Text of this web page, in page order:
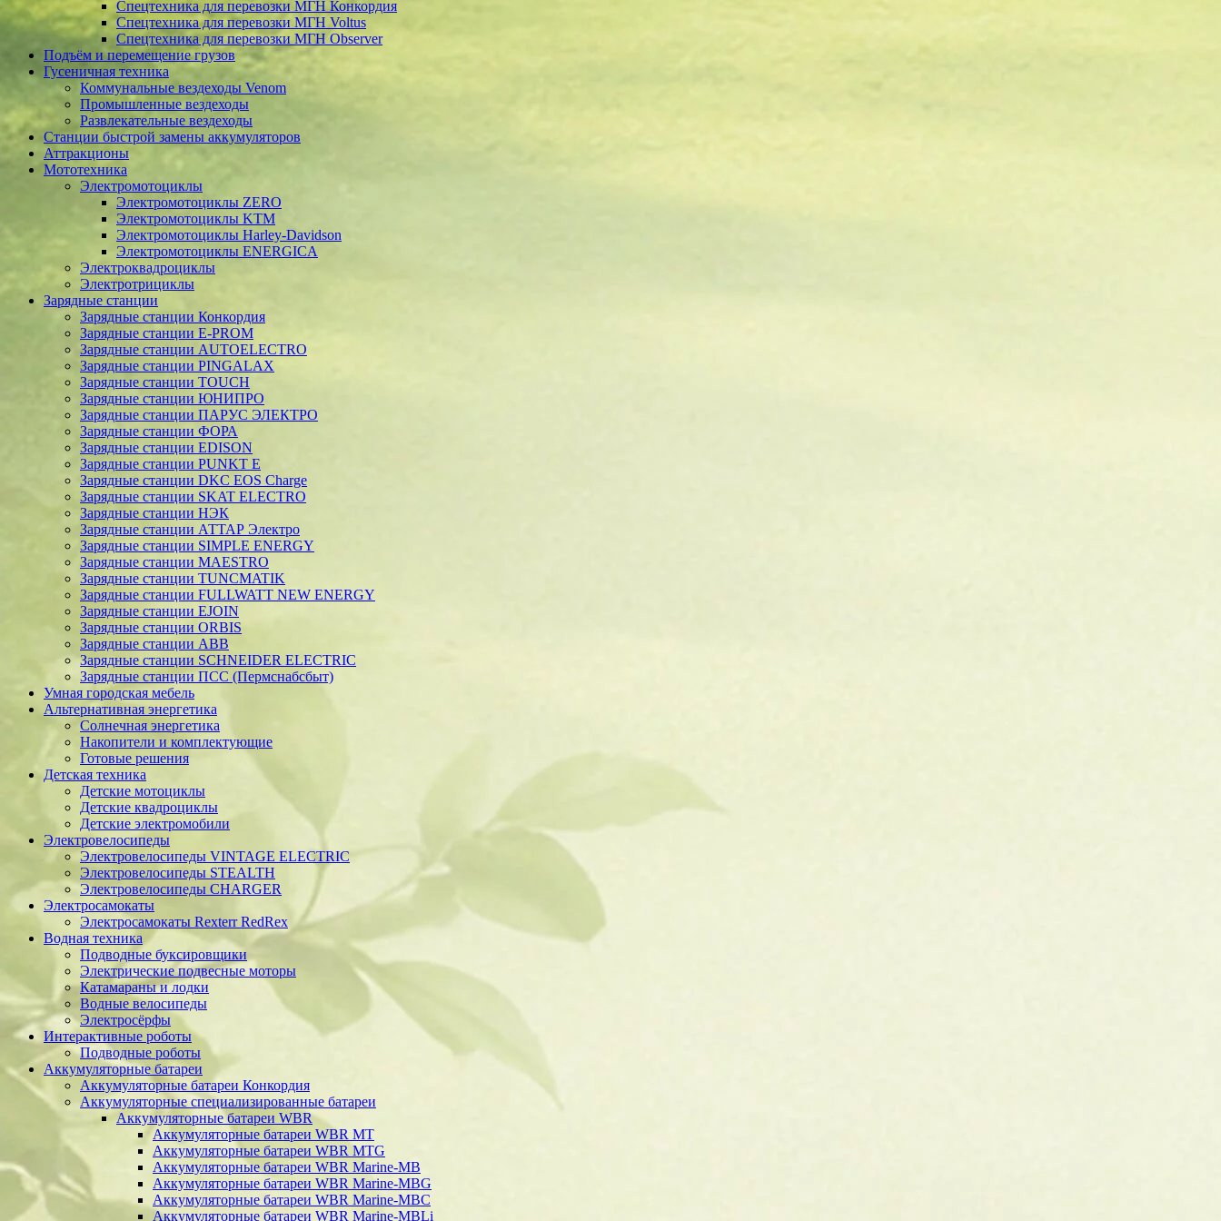
Спецтехника для перевозки МГН Конкордия
Спецтехника для перевозки МГН Voltus
Спецтехника для перевозки МГН Observer
Подъём и перемещение грузов
Гусеничная техника
Коммунальные вездеходы Venom
Промышленные вездеходы
Развлекательные вездеходы
Станции быстрой замены аккумуляторов
Аттракционы
Мототехника
Электромотоциклы
Электромотоциклы ZERO
Электромотоциклы KTM
Электромотоциклы Harley-Davidson
Электромотоциклы ENERGICA
Электроквадроциклы
Электротрициклы
Зарядные станции
Зарядные станции Конкордия
Зарядные станции E-PROM
Зарядные станции AUTOELECTRO
Зарядные станции PINGALAX
Зарядные станции TOUCH
Зарядные станции ЮНИПРО
Зарядные станции ПАРУС ЭЛЕКТРО
Зарядные станции ФОРА
Зарядные станции EDISON
Зарядные станции PUNKT E
Зарядные станции DKC EOS Charge
Зарядные станции SKAT ELECTRO
Зарядные станции НЭК
Зарядные станции АТТАР Электро
Зарядные станции SIMPLE ENERGY
Зарядные станции MAESTRO
Зарядные станции TUNCMATIK
Зарядные станции FULLWATT NEW ENERGY
Зарядные станции EJOIN
Зарядные станции ORBIS
Зарядные станции ABB
Зарядные станции SCHNEIDER ELECTRIC
Зарядные станции ПСС (Пермснабсбыт)
Умная городская мебель
Альтернативная энергетика
Солнечная энергетика
Накопители и комплектующие
Готовые решения
Детская техника
Детские мотоциклы
Детские квадроциклы
Детские электромобили
Электровелосипеды
Электровелосипеды VINTAGE ELECTRIC
Электровелосипеды STEALTH
Электровелосипеды CHARGER
Электросамокаты
Электросамокаты Rexterr RedRex
Водная техника
Подводные буксировщики
Электрические подвесные моторы
Катамараны и лодки
Водные велосипеды
Электросёрфы
Интерактивные роботы
Подводные роботы
Аккумуляторные батареи
Аккумуляторные батареи Конкордия
Аккумуляторные специализированные батареи
Аккумуляторные батареи WBR
Аккумуляторные батареи WBR MT
Аккумуляторные батареи WBR MTG
Аккумуляторные батареи WBR Marine-MB
Аккумуляторные батареи WBR Marine-MBG
Аккумуляторные батареи WBR Marine-MBC
Аккумуляторные батареи WBR Marine-MBLi